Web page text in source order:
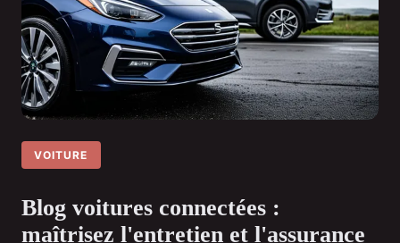
VOITURE
Blog voitures connectées :
maîtrisez l'entretien et l'assurance